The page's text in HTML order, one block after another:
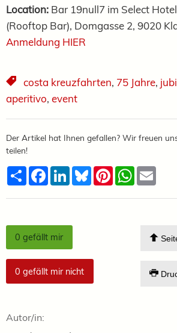
Location: Bar 19null7 im Select
(Rooftop Bar), Domgasse 2, 9020
Anmeldung HIER
costa kreuzfahrten, 75 Jahre,
aperitivo, event
Der Artikel hat Ihnen gefallen? Wir freuen
teilen!
TeilenFacebook
LinkedInBlueskyPinterest
0 gefällt mir
0 gefällt mir nicht
Autor/in: